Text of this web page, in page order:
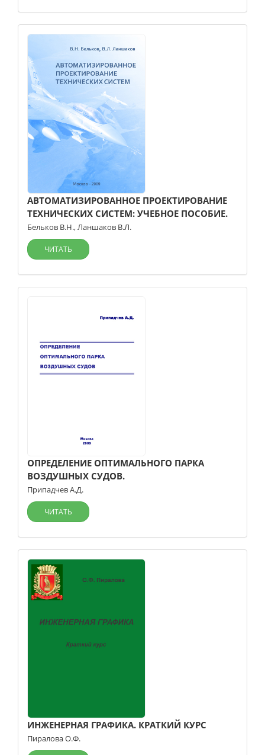
АВТОМАТИЗИРОВАННОЕ ПРОЕКТИРОВАНИЕ
ТЕХНИЧЕСКИХ СИСТЕМ: УЧЕБНОЕ ПОСОБИЕ.
Бельков В.Н.,Ланшаков В.Л.
ЧИТАТЬ
ОПРЕДЕЛЕНИЕ ОПТИМАЛЬНОГО ПАРКА
ВОЗДУШНЫХ СУДОВ.
Припадчев А.Д.
ЧИТАТЬ
ИНЖЕНЕРНАЯ ГРАФИКА. КРАТКИЙ КУРС
Пиралова О.Ф.